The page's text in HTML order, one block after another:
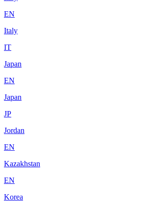
EN
Italy
IT
Japan
EN
Japan
JP
Jordan
EN
Kazakhstan
EN
Korea